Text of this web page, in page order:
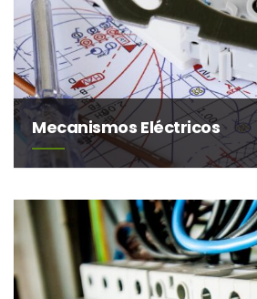
Mecanismos Eléctricos